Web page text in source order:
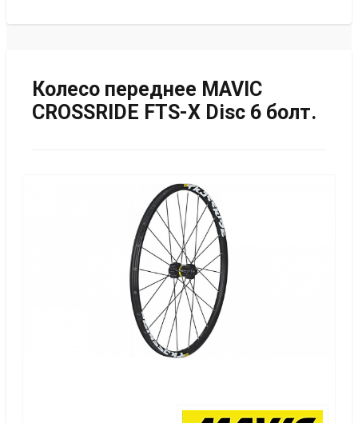
Колесо переднее MAVIC
CROSSRIDE FTS-X Disc 6 болт.